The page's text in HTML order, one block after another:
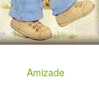
Amizade